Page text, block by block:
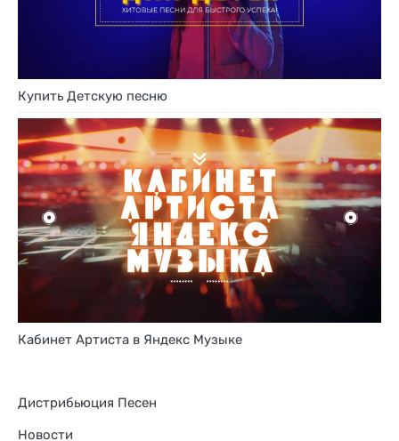
Купить Детскую песню
Кабинет Артиста в Яндекс Музыке
Дистрибьюция Песен
Новости